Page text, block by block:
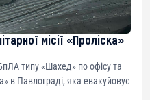
місії «Проліска»
типу «Шахед» по офісу та
в Павлограді, яка евакуйовує